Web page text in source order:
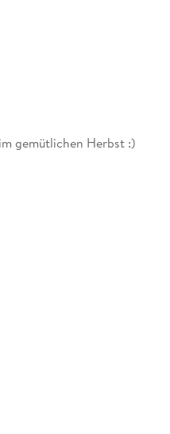
gemütlichen Herbst :)